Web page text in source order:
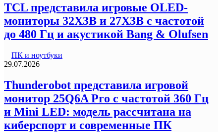
TCL представила игровые OLED-
мониторы 32X3B и 27X3B с частотой
до 480 Гц и акустикой Bang & Olufsen
ПК и ноутбуки
29.07.2026
Thunderobot представила игровой
монитор 25Q6A Pro с частотой 360 Гц
и Mini LED: модель рассчитана на
киберспорт и современные ПК